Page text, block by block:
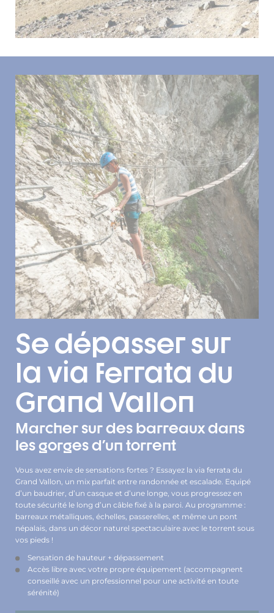
Se dépasser sur
la via ferrata du
Grand Vallon
Marcher sur des barreaux dans
les gorges d'un torrent
Vous avez envie de sensations fortes ? Essayez la via ferrata du
Grand Vallon, un mix parfait entre randonnée et escalade. Equipé
d’un baudrier, d’un casque et d’une longe, vous progressez en
toute sécurité le long d’un câble fixé à la paroi. Au programme :
barreaux métalliques, échelles, passerelles, et même un pont
népalais, dans un décor naturel spectaculaire avec le torrent sous
vos pieds !
Sensation de hauteur + dépassement
Accès libre avec votre propre équipement (accompagnent
conseillé avec un professionnel pour une activité en toute
sérénité)